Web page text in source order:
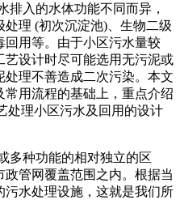
排入的水体功能不同而异，
理 (初次沉淀池)、生物二级
用等。由于小区污水量较
设计时尽可能选用无污泥或
理不善造成二次污染。本文
用流程的基础上，重点介绍
处理小区污水及回用的设计
多种功能的相对独立的区
管网覆盖范围之内。根据当
水处理设施，这就是我们所